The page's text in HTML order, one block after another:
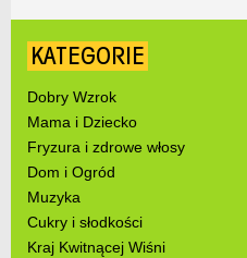
KATEGORIE
Dobry Wzrok
Mama i Dziecko
Fryzura i zdrowe włosy
Dom i Ogród
Muzyka
Cukry i słodkości
Kraj Kwitnącej Wiśni